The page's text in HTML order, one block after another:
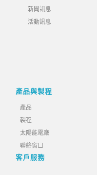
新聞訊息
活動訊息
產品與製程
產品
製程
太陽能電廠
聯絡窗口
客戶服務